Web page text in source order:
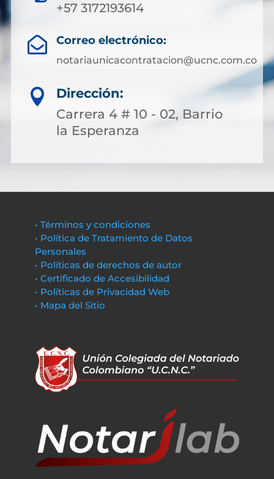
+57 3172193614
 Correo electrónico:
notariaunicacontratacion@ucnc.com.co

Dirección:
Carrera 4 # 10 - 02, Barrio
la Esperanza
• Términos y condiciones
• Política de Tratamiento de Datos
Personales
• Políticas de derechos de autor
• Certificado de Accesibilidad
• Políticas de Privacidad Web
• Mapa del Sitio